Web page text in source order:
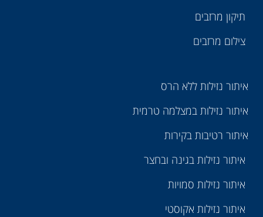
איתור נזילות ללא הרס
איתור נזילות במצלמה טרמית
איתור רטיבות בקירות
איתור נזילות בגינה ובחצר
איתור נזילות סמויות
איתור נזילות אקוסטי
תיקון מרזבים
צילום מרזבים